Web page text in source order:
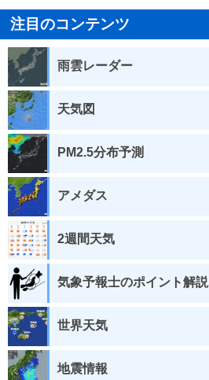
注目のコンテンツ
雨雲レーダー
天気図
PM2.5分布予測
アメダス
2週間天気
気象予報士のポイント解説
世界天気
地震情報